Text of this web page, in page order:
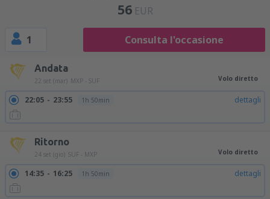
56 EUR
1 Consulta l'occasione
Andata
22 set (mar) MXP - SUF Volo diretto
22:05 23:55 1h 50min dettagli
Ritorno
24 set (gio) SUF - MXP Volo diretto
14:35 16:25 1h 50min dettagli